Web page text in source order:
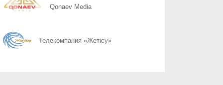
07.08 Шаг через дорогу
Qonaev Media
Телекомпания «Жетісу»